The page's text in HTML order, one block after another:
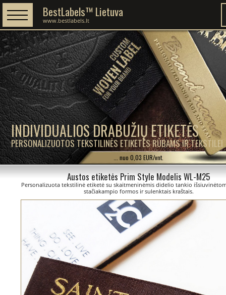
INDIVIDUALIOS DRABUŽIŲ ETIKETĖS
PERSONALIZUOTOS TEKSTILINĖS ETIKETĖS RŪBAMS IR TEKSTILEI
BestLabels™ Lietuva
www.bestlabels.lt
... nuo 0,03 EUR/vnt.
Austos etiketės Prim Style Modelis WL-M25
Personalizuota tekstilinė etiketė su skaitmeninėmis didelio tankio
stačiakampio formos ir sulenktais kraštais.